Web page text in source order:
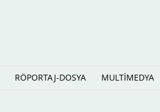
RÖPORTAJ-DOSYA MULTİMEDYA